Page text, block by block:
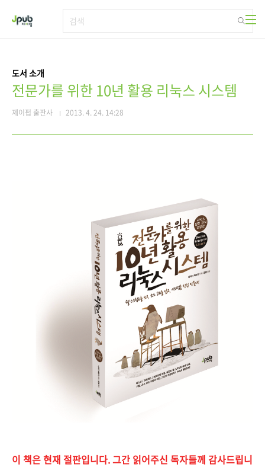
도서 소개
전문가를 위한 10년 활용 리눅스 시스템
제이펍 출판사 2013. 4. 24. 14:28
이 책은 현재 절판입니다. 그간 읽어주신 독자들께 감사드립니